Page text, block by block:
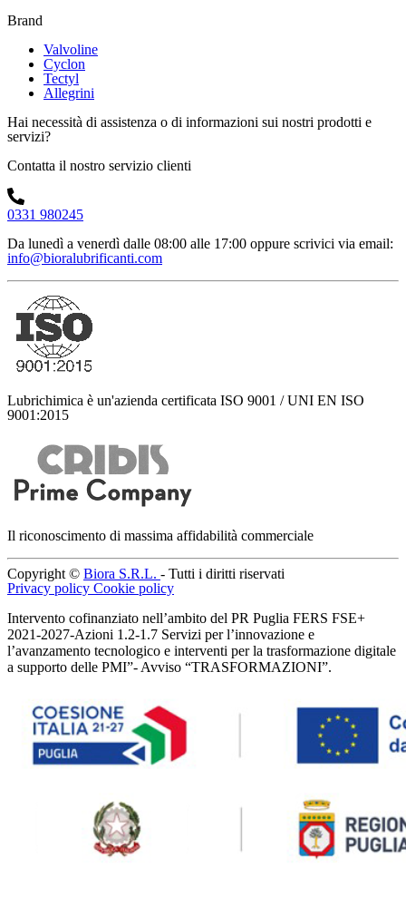
Brand
Valvoline
Cyclon
Tectyl
Allegrini
Hai necessità di assistenza o di informazioni sui nostri prodotti e
servizi?
Contatta il nostro servizio clienti
0331 980245
Da lunedì a venerdì dalle 08:00 alle 17:00 oppure scrivici via email:
info@bioralubrificanti.com
Lubrichimica è un'azienda certificata ISO 9001 / UNI EN ISO
9001:2015
Il riconoscimento di massima affidabilità commerciale
Copyright © Biora S.R.L. - Tutti i diritti riservati
Privacy policy Cookie policy
Intervento cofinanziato nell’ambito del PR Puglia FERS FSE+
2021-2027-Azioni 1.2-1.7 Servizi per l’innovazione e
l’avanzamento tecnologico e interventi per la trasformazione digitale
a supporto delle PMI”- Avviso “TRASFORMAZIONI”.